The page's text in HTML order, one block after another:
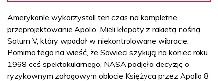
Amerykanie wykorzystali ten czas na kompletne
przeprojektowanie Apollo. Mieli kłopoty z rakietą nośną
Saturn V, który wpadał w niekontrolowane wibracje.
Pomimo tego na wieść, że Sowieci szykują na koniec roku
1968 coś spektakularnego, NASA podjęła decyzję o
ryzykownym załogowym oblocie Księżyca przez Apollo 8